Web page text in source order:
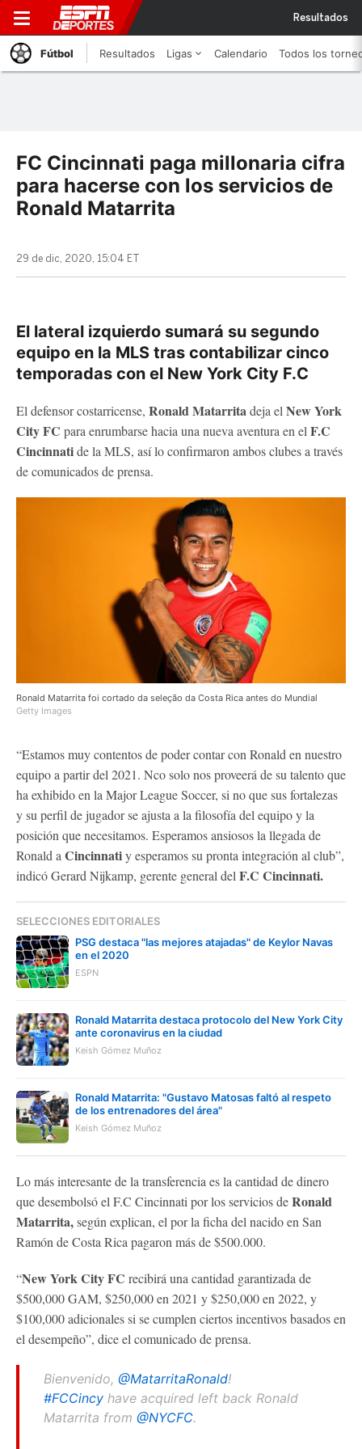
Resultados
Fútbol Resultados Ligas Calendario Todos los
FC Cincinnati paga millonaria cifra
para hacerse con los servicios de
Ronald Matarrita
29 de dic, 2020, 15:04 ET
El lateral izquierdo sumará su segundo
equipo en la MLS tras contabilizar cinco
temporadas con el New York City F.C
El defensor costarricense, Ronald Matarritadeja el New York
City FC para enrumbarse hacia una nueva aventura en el F.C
Cincinnatide la MLS, así lo confirmaron ambos clubes a través
de comunicados de prensa.
Ronald Matarrita foi cortado da seleção da Costa Rica antes do Mundial
Getty Images
“Estamos muy contentos de poder contar con Ronald en nuestro
equipo a partir del 2021. Nco solo nos proveerá de su talento que
ha exhibido en la Major League Soccer, si no que sus fortalezas
y su perfil de jugador se ajusta a la filosofía del equipo y la
posición que necesitamos. Esperamos ansiosos la llegada de
Ronald a Cincinnatiy esperamos su pronta integración al club”,
indicó Gerard Nijkamp, gerente general del F.C Cincinnati.
SELECCIONES EDITORIALES
PSG destaca "las mejores atajadas" de Keylor Navas
en el 2020
ESPN
Ronald Matarrita destaca protocolo del New York City
ante coronavirus en la ciudad
Keish Gómez Muñoz
Ronald Matarrita: "Gustavo Matosas faltó al respeto
de los entrenadores del área"
Keish Gómez Muñoz
Lo más interesante de la transferencia es la cantidad de dinero
que desembolsó el F.C Cincinnati por los servicios deRonald
Matarrita,según explican, el por la ficha del nacido en San
Ramón de Costa Rica pagaron más de $500.000.
“New York City FC recibirá una cantidad garantizada de
$500,000 GAM, $250,000 en 2021 y $250,000 en 2022, y
$100,000 adicionales si se cumplen ciertos incentivos basados en
el desempeño”, dice el comunicado de prensa.
Bienvenido, @MatarritaRonald!
#FCCincy have acquired left back Ronald
Matarrita from @NYCFC.